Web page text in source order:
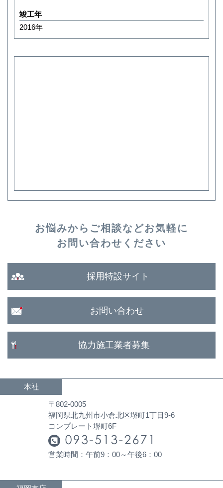
竣工年
2016年
お悩みからご相談などお気軽に
お問い合わせください
採用特設サイト
お問い合わせ
協力施工業者募集
本社
〒802-0005
福岡県北九州市小倉北区堺町1丁目9-6
コンプレート堺町6F
営業時間：午前9：00～午後6：00